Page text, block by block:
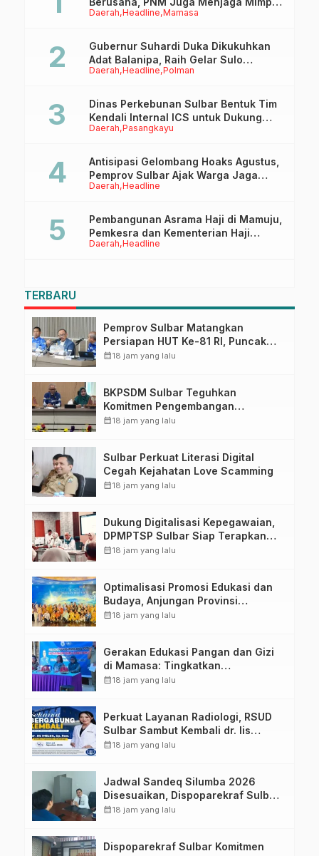
Daerah Headline Mamasa
Anaknya Untuk Menggapai Cita-Cita
Daerah Headline Polman
Gubernur Suhardi Duka Dikukuhkan
Adat Balanipa, Raih Gelar Sulo
Tappidena
Daerah Pasangkayu
Dinas Perkebunan Sulbar Bentuk Tim
Kendali Internal ICS untuk Dukung
Sertifikasi ISPO Pekebun di
Daerah Headline
Antisipasi Gelombang Hoaks Agustus,
Pemprov Sulbar Ajak Warga Jaga
Ruang Digital
Daerah Headline
Pembangunan Asrama Haji di Mamuju,
Pemkesra dan Kementerian Haji
Sulbar Tinjau Lokasi
TERBARU
Pemprov Sulbar Matangkan
Persiapan HUT Ke-81 RI, Puncak
Upacara di Lapangan Ahmad
calendar_month18 jam yang lalu
BKPSDM Sulbar Teguhkan
Komitmen Pengembangan
Kompetensi ASN melalui
calendar_month18 jam yang lalu
Sulbar Perkuat Literasi Digital
Cegah Kejahatan Love Scamming
calendar_month18 jam yang lalu
Dukung Digitalisasi Kepegawaian,
DPMPTSP Sulbar Siap Terapkan
Aplikasi FLEKSI ASN
calendar_month18 jam yang lalu
Optimalisasi Promosi Edukasi dan
Budaya, Anjungan Provinsi
Sulawesi Barat Perkuat Kolaborasi
calendar_month18 jam yang lalu
Gerakan Edukasi Pangan dan Gizi
di Mamasa: Tingkatkan
Pengetahuan dan Keterampilan
calendar_month18 jam yang lalu
Perkuat Layanan Radiologi, RSUD
Sulbar Sambut Kembali dr. Iis
Imelda, Sp.Rad
calendar_month18 jam yang lalu
Jadwal Sandeq Silumba 2026
Disesuaikan, Dispoparekraf Sulbar
Pastikan Persiapan Tetap
calendar_month18 jam yang lalu
Dispoparekraf Sulbar Komitmen